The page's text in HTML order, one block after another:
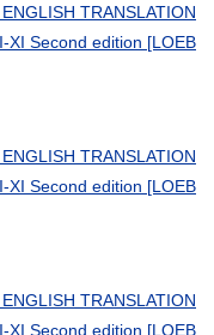
TRANSLATION
XI Second edition [LOEB
TRANSLATION
XI Second edition [LOEB
TRANSLATION
XI Second edition [LOEB